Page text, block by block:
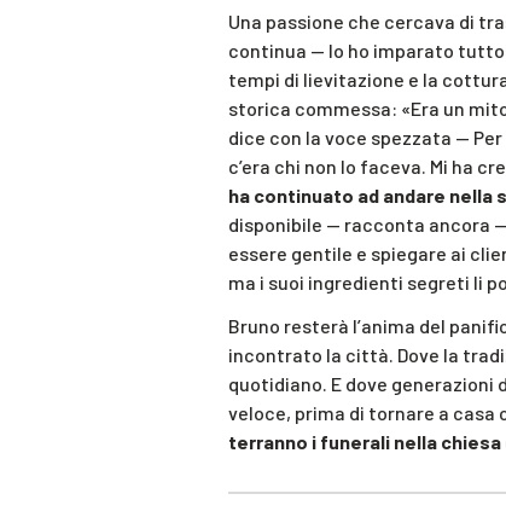
Una passione che cercava di
continua — Io ho imparato
tempi di lievitazione e la
storica commessa: «Era un
dice con la voce spezzata —
c’era chi non lo faceva. Mi ha
ha continuato ad andare nella
disponibile — racconta ancora
essere gentile e spiegare ai
ma i suoi ingredienti segreti li
Bruno resterà l’anima del
incontrato la città. Dove la
quotidiano. E dove generazioni
veloce, prima di tornare a casa
terranno i funerali nella